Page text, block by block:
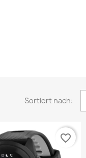
Sortiert nach:
favorite_border